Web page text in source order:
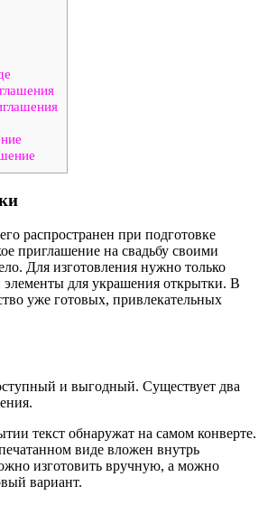
распространен при подготовке
приглашение на свадьбу своими
Для изготовления нужно только
элементы для украшения открытки. В
уже готовых, привлекательных
и выгодный. Существует два
текст обнаружат на самом конверте.
виде вложен внутрь
изготовить вручную, а можно
вариант.